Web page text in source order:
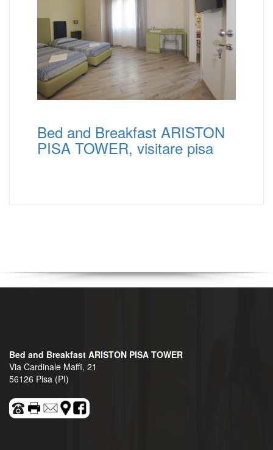
Bed and Breakfast ARISTON
PISA TOWER, visitare pisa
Bed and Breakfast ARISTON PISA TOWER
Via Cardinale Maffi, 21
56126 Pisa (PI)